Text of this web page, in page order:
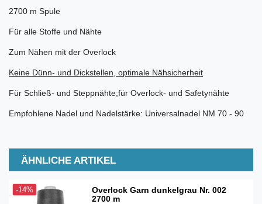
2700 m Spule
Für alle Stoffe und Nähte
Zum Nähen mit der Overlock
Keine Dünn- und Dickstellen, optimale Nähsicherheit
Für Schließ- und Steppnähte;für Overlock- und Safetynähte
Empfohlene Nadel und Nadelstärke: Universalnadel NM 70 - 90
ÄHNLICHE ARTIKEL
-14%
Overlock Garn dunkelgrau Nr. 002
2700 m